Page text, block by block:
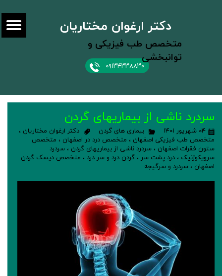
۰۹۱۳۴۳۳۸۸۳۰
دکتر ارغوان مختاریان
متخصص طب فیزیکی و
توانبخشی
سردرد ناشی از بیماریهای گردن
۰۴ شهریور ۱۴۰۱ بیماری های گردن دکتر ارغوان مختاریان ،
متخصص طب فیزیکی اصفهان ، متخصص درد در اصفهان ، متخصص
ستون فقرات اصفهان ، سردرد ناشی از بیماریهای گردن ، سردرد
سرویکوژنیک ، درد پشت سر ، گردن درد و سر درد ، متخصص دیسک گردن
اصفهان ، سردرد و سرگیجه